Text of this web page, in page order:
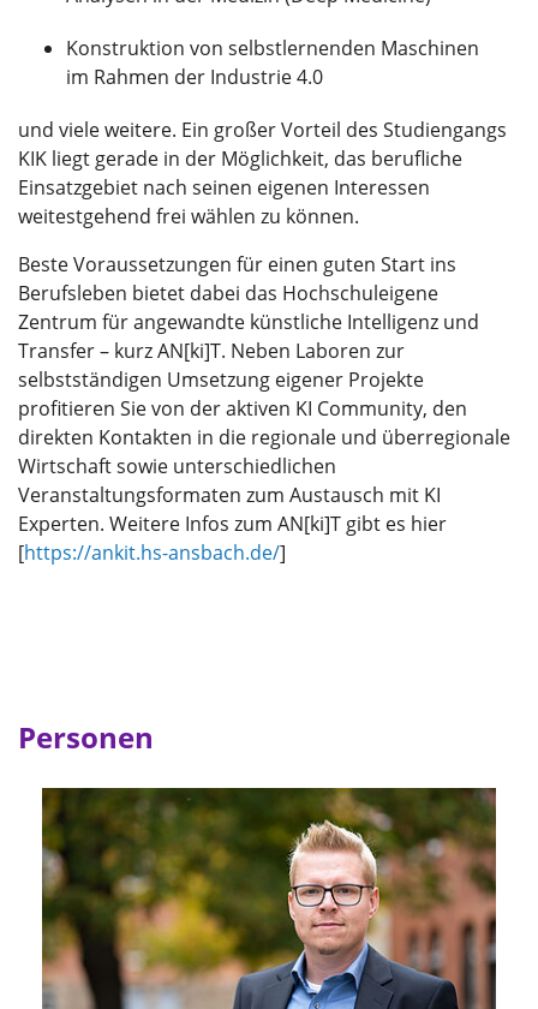
Konstruktion von selbstlernenden Maschinen
im Rahmen der Industrie 4.0
und viele weitere. Ein großer Vorteil des Studiengangs
KIK liegt gerade in der Möglichkeit, das berufliche
Einsatzgebiet nach seinen eigenen Interessen
weitestgehend frei wählen zu können.
Beste Voraussetzungen für einen guten Start ins
Berufsleben bietet dabei das Hochschuleigene
Zentrum für angewandte künstliche Intelligenz und
Transfer – kurz AN[ki]T. Neben Laboren zur
selbstständigen Umsetzung eigener Projekte
profitieren Sie von der aktiven KI Community, den
direkten Kontakten in die regionale und überregionale
Wirtschaft sowie unterschiedlichen
Veranstaltungsformaten zum Austausch mit KI
Experten. Weitere Infos zum AN[ki]T gibt es hier
[https://ankit.hs-ansbach.de/]
Personen